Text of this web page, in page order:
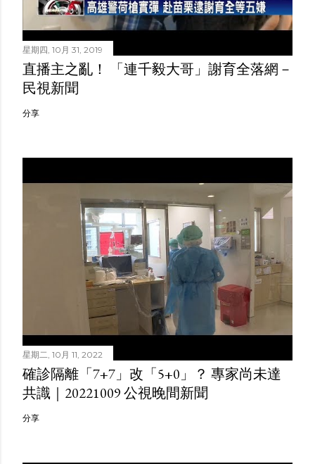
星期四, 10月 31, 2019
直播主之亂！ 「連千毅大哥」謝育全落網－
民視新聞
分享
星期二, 10月 11, 2022
確診隔離「7+7」改「5+0」？ 專家尚未達
共識｜20221009 公視晚間新聞
分享